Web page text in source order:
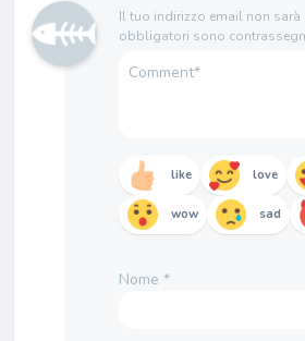
Il tuo indirizzo email non
obbligatori sono
like love
wow sad
Nome *